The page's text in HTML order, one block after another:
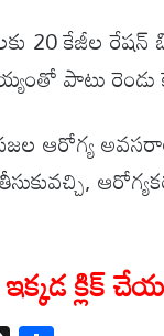
20 కేజీల రేషన్
పాటు రెండు
ఆరోగ్య
క్లిక్